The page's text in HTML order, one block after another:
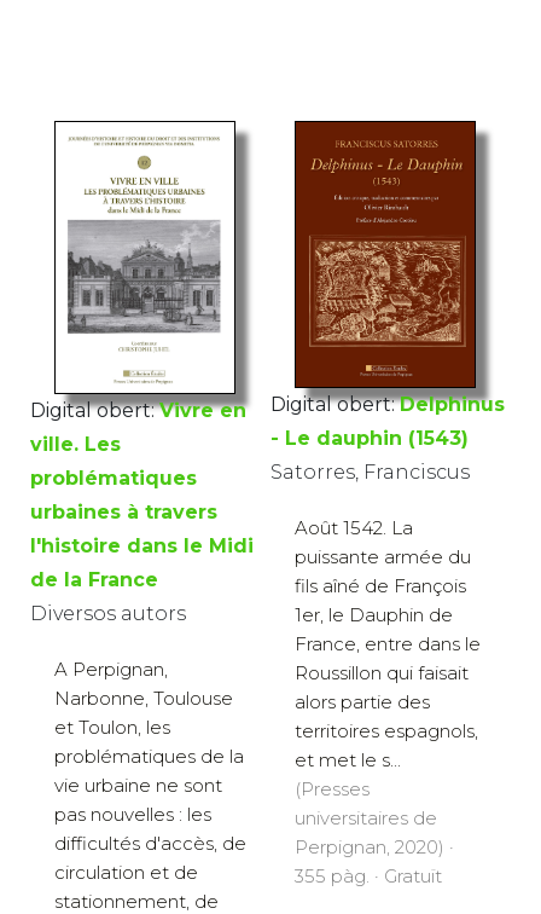
Digital obert: Vivre en
ville. Les
problématiques
urbaines à travers
l'histoire dans le Midi
de la France
Diversos autors
A Perpignan,
Narbonne, Toulouse
et Toulon, les
problématiques de la
vie urbaine ne sont
pas nouvelles : les
difficultés d'accès, de
circulation et de
stationnement, de
Digital obert: Delphinus
- Le dauphin (1543)
Satorres, Franciscus
Août 1542. La
puissante armée du
fils aîné de François
1er, le Dauphin de
France, entre dans le
Roussillon qui faisait
alors partie des
territoires espagnols,
et met le s...
(Presses
universitaires de
Perpignan, 2020) ·
355 pàg. · Gratuït